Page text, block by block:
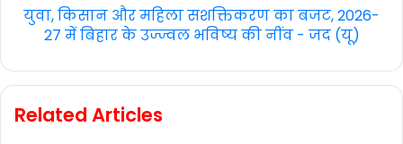
युवा, किसान और महिला सशक्तिकरण का बजट, 2026-
27 में बिहार के उज्ज्वल भविष्य की नींव - जद (यू)
Related Articles